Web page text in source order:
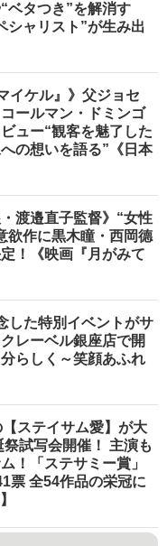
ベタつき”を解消す
シャリスト”が生み出
イケル』》父ジョセ
ールマン・ドミンゴ
ュー“観客を魅了した
の想いを語る”《日本
渡邉直子監督》“女性
欲作に黒木瞳・西岡德
！《映画『月がみて
した特別イベントがサ
レーベル銀座店で開
らしく～笑顔あふれ
【ステイサム愛】が大
試写会開催！ 主演も
！「ステサミー賞」
票 全54作品の栄冠に